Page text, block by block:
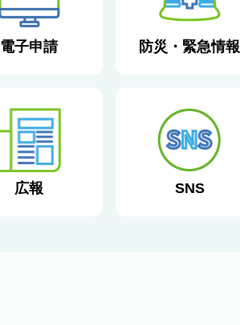
電子申請 防災・緊急情報
広報 SNS